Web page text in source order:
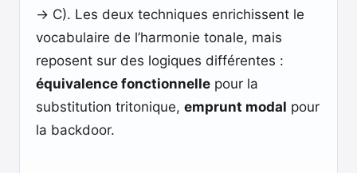
→ C). Les deux techniques enrichissent le
vocabulaire de l’harmonie tonale, mais
reposent sur des logiques différentes :
équivalence fonctionnelle pour la
substitution tritonique, emprunt modal pour
la backdoor.